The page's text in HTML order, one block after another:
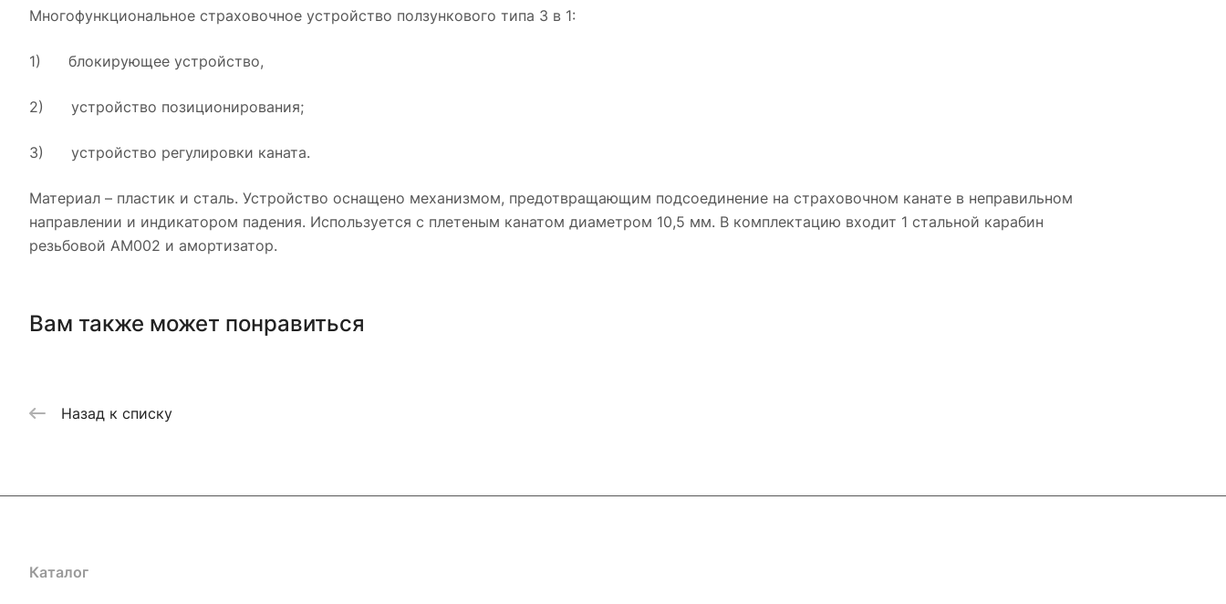
Многофункциональное страховочное устройство ползункового типа 3 в 1:
1) блокирующее устройство,
2) устройство позиционирования;
3) устройство регулировки каната.
Материал – пластик и сталь. Устройство оснащено механизмом, предотвращающим подсоединение на страховочном канате в неправильном
направлении и индикатором падения. Используется с плетеным канатом диаметром 10,5 мм. В комплектацию входит 1 стальной карабин
резьбовой АМ002 и амортизатор.
Вам также может понравиться
Назад к списку
Каталог